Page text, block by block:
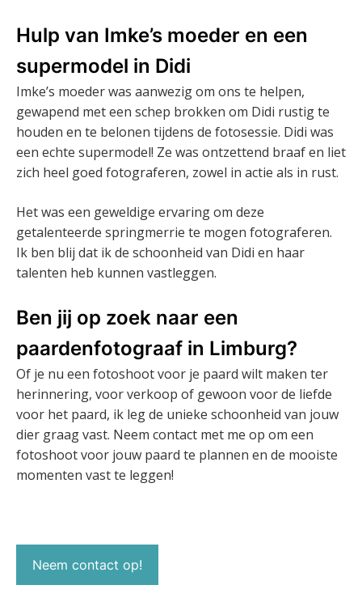
Hulp van Imke’s moeder en een
supermodel in Didi
Imke’s moeder was aanwezig om ons te helpen,
gewapend met een schep brokken om Didi rustig te
houden en te belonen tijdens de fotosessie. Didi was
een echte supermodel! Ze was ontzettend braaf en liet
zich heel goed fotograferen, zowel in actie als in rust.
Het was een geweldige ervaring om deze
getalenteerde springmerrie te mogen fotograferen.
Ik ben blij dat ik de schoonheid van Didi en haar
talenten heb kunnen vastleggen.
Ben jij op zoek naar een
paardenfotograaf in Limburg?
Of je nu een fotoshoot voor je paard wilt maken ter
herinnering, voor verkoop of gewoon voor de liefde
voor het paard, ik leg de unieke schoonheid van jouw
dier graag vast. Neem contact met me op om een
fotoshoot voor jouw paard te plannen en de mooiste
momenten vast te leggen!
Neem contact op!